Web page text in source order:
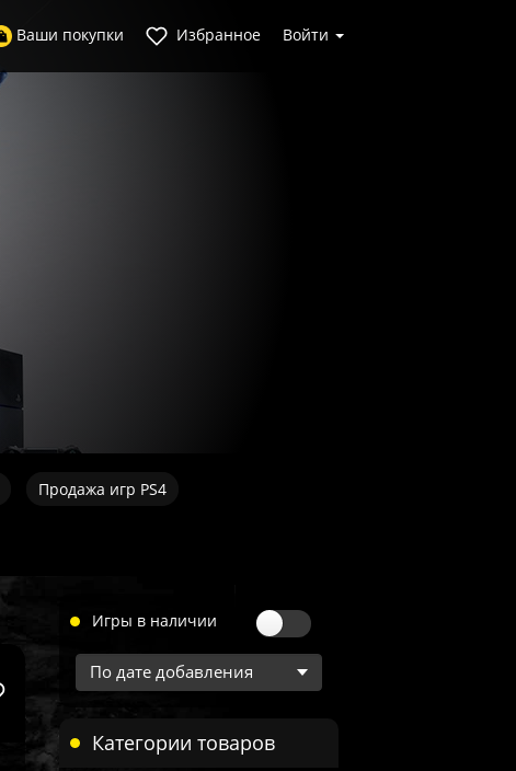
Ваши покупки Избранное Войти
Продажа игр PS4
Игры в наличии
Категории товаров